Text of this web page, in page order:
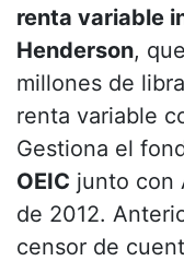
renta variable
Henderson,
millones de
renta variable
Gestiona el
OEIC junto con
de 2012.
censor de